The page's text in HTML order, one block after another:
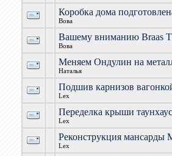
Коробка дома
Вова
Вашему вниманию Braas
Вова
Меняем Ондулин на
Наталья
Подшив карнизов
Lex
Переделка крыши
Lex
Реконструкция мансарды
Lex